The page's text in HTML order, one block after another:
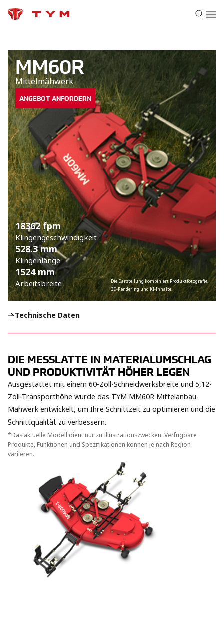
MM60R
Mittelmähwerk
ANGEBOT ANFORDERN
18362 fpm
Klingengeschwindigkeit
528.3 mm
Klingenlänge
1524 mm
Arbeitsbreite Die Darstellung kombiniert Produktfotografie,
3D-Rendering und KI-Inhalte.
Technische Daten
DIE MESSLATTE IN MATERIALUMSCHLAG
UND PRODUKTIVITÄT HÖHER LEGEN
Ausgestattet mit einem 60-Zoll-Schneidwerksbreite und 5,12-
Zoll-Transporthöhe wurde das TYM MM60R Mittelanbau-
Mähwerk entwickelt, um Ihre Schnittzeit zu optimieren und die
Schnittqualität zu verbessern.
*Das aktuelle Modell dient nur zu Illustrationszwecken. Verfügbare
Produkte, Funktionen und Spezifikationen können je nach Region
variieren.